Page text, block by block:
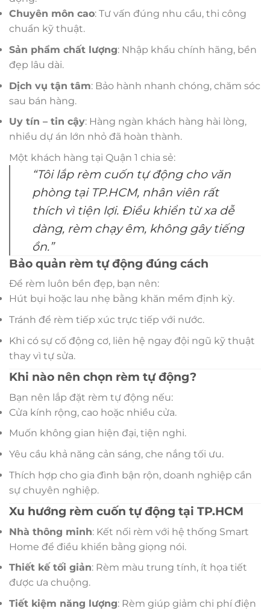
Chuyên môn cao: Tư vấn đúng nhu cầu, thi công
chuẩn kỹ thuật.
Sản phẩm chất lượng: Nhập khẩu chính hãng, bền
đẹp lâu dài.
Dịch vụ tận tâm: Bảo hành nhanh chóng, chăm sóc
sau bán hàng.
Uy tín – tin cậy: Hàng ngàn khách hàng hài lòng,
nhiều dự án lớn nhỏ đã hoàn thành.
Một khách hàng tại Quận 1 chia sẻ:
“Tôi lắp rèm cuốn tự động cho văn
phòng tại TP.HCM, nhân viên rất
thích vì tiện lợi. Điều khiển từ xa dễ
dàng, rèm chạy êm, không gây tiếng
ồn.”
Bảo quản rèm tự động đúng cách
Để rèm luôn bền đẹp, bạn nên:
Hút bụi hoặc lau nhẹ bằng khăn mềm định kỳ.
Tránh để rèm tiếp xúc trực tiếp với nước.
Khi có sự cố động cơ, liên hệ ngay đội ngũ kỹ thuật
thay vì tự sửa.
Khi nào nên chọn rèm tự động?
Bạn nên lắp đặt rèm tự động nếu:
Cửa kính rộng, cao hoặc nhiều cửa.
Muốn không gian hiện đại, tiện nghi.
Yêu cầu khả năng cản sáng, che nắng tối ưu.
Thích hợp cho gia đình bận rộn, doanh nghiệp cần
sự chuyên nghiệp.
Xu hướng rèm cuốn tự động tại TP.HCM
Nhà thông minh: Kết nối rèm với hệ thống Smart
Home để điều khiển bằng giọng nói.
Thiết kế tối giản: Rèm màu trung tính, ít họa tiết
được ưa chuộng.
Tiết kiệm năng lượng: Rèm giúp giảm chi phí điện